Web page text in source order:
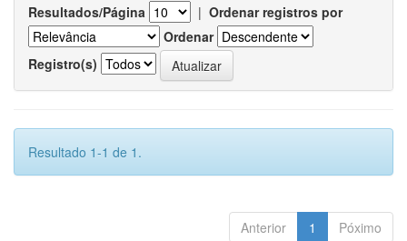
Resultados/Página | Ordenar registros por
Ordenar
Registro(s)
Resultado 1-1 de 1.
Anterior 1 Póximo